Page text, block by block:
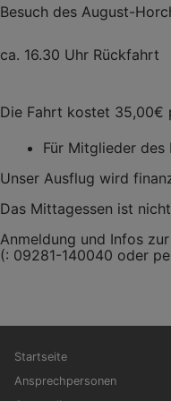
Besuch des August-
ca. 16.30 Uhr Rückfahrt
Die Fahrt kostet 35,00€
Für Mitglieder
Unser Ausflug wird
Das Mittagessen ist
Anmeldung und Infos
(: 09281-140040 oder
Hauptnavigation
Startseite
Ansprechpersonen